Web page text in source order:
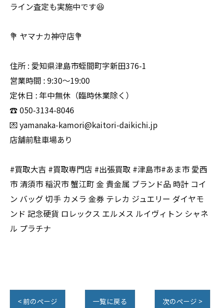
ライン査定も実施中です😆
💐 ヤマナカ神守店💐
住所 : 愛知県津島市蛭間町字新田376-1
営業時間 : 9:30〜19:00
定休日 : 年中無休（臨時休業除く）
☎️ 050-3134-8046
💌 yamanaka-kamori@kaitori-daikichi.jp
店舗前駐車場あり
#買取大吉 #買取専門店 #出張買取 #津島市#あま市 愛西
市 清須市 稲沢市 蟹江町 金 貴金属 ブランド品 時計 コイ
ン バッグ 切手 カメラ 金券 テレカ ジュエリー ダイヤモ
ンド 記念硬貨 ロレックス エルメス ルイヴィトン シャネ
ル プラチナ
< 前のページ 一覧に戻る 次のページ >